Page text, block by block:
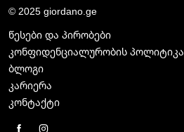
© 2025 giordano.ge
წესები და პირობები
კონფიდენციალურობის პოლიტიკა
ბლოგი
კარიერა
კონტაქტი